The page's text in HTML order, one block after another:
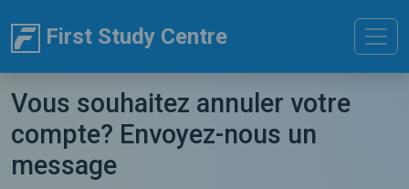
First Study Centre
Vous souhaitez annuler votre
compte? Envoyez-nous un
message